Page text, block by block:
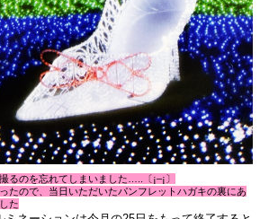
るのを忘れてしまいました…..〔¡–¡〕
たので、当日いただいたパンフレットハガキの裏にあ
た